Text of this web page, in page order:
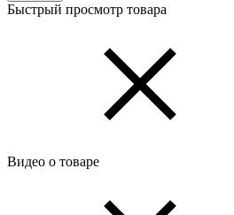
Быстрый просмотр товара
Видео о товаре